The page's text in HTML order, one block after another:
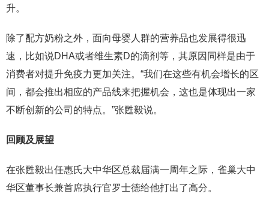
升。
除了配方奶粉之外，面向母婴人群的营养品也发展得很迅
速，比如说DHA或者维生素D的滴剂等，其原因同样是由于
消费者对提升免疫力更加关注。“我们在这些有机会增长的区
间，都会推出相应的产品线来把握机会，这也是体现出一家
不断创新的公司的特点。”张甦毅说。
回顾及展望
在张甦毅出任惠氏大中华区总裁届满一周年之际，雀巢大中
华区董事长兼首席执行官罗士德给他打出了高分。